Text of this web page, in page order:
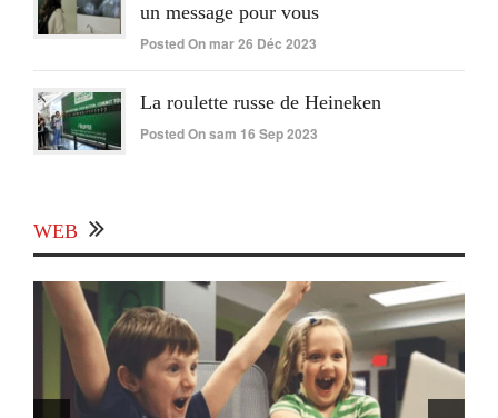
un message pour vous
Posted On mar 26 Déc 2023
La roulette russe de Heineken
Posted On sam 16 Sep 2023
WEB